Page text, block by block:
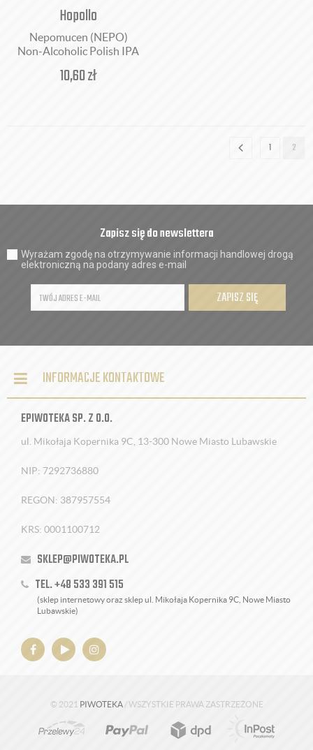
Hopollo
Nepomucen (NEPO)
Non-Alcoholic Polish IPA
10,60zł
1 2
Zapisz się do newslettera
Wyrażam zgodę na otrzymywanie informacji handlowej drogą
elektroniczną na podany adres e-mail
ZAPISZ SIĘ
INFORMACJE KONTAKTOWE
EPIWOTEKA SP. Z O.O.
ul. Mikołaja Kopernika 9C, 13-300 Nowe Miasto Lubawskie
NIP: 7292736880
REGON: 387957554
KRS: 0001100712
SKLEP@PIWOTEKA.PL
TEL. +48 533 391 515
(sklep internetowy oraz sklep ul. Mikołaja Kopernika 9C, Nowe Miasto
Lubawskie)
© 2021 PIWOTEKA/ WSZYSTKIE PRAWA ZASTRZEŻONE